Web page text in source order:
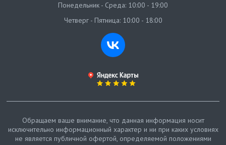
Понедельник - Среда: 10:00 - 19:00
Четверг - Пятница: 10:00 - 18:00
Обращаем ваше внимание, что данная информация носит
исключительно информационный характер и ни при каких условиях
не является публичной офертой, определяемой положениями